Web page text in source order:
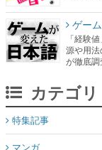
ゲー
「経験
源や用
が徹底調
カテゴリ
特集記事
マンガ